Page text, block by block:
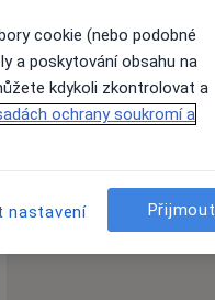
cookie (nebo podobné
a poskytování obsahu na
kdykoli zkontrolovat a
ochrany soukromí a
nastavení Přijmout